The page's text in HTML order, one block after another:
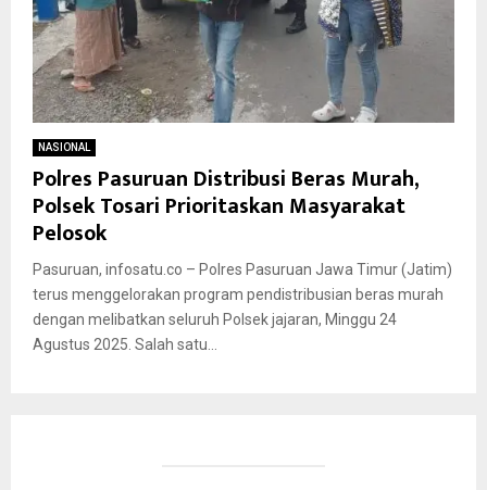
NASIONAL
Polres Pasuruan Distribusi Beras Murah,
Polsek Tosari Prioritaskan Masyarakat
Pelosok
Pasuruan, infosatu.co – Polres Pasuruan Jawa Timur (Jatim)
terus menggelorakan program pendistribusian beras murah
dengan melibatkan seluruh Polsek jajaran, Minggu 24
Agustus 2025. Salah satu...